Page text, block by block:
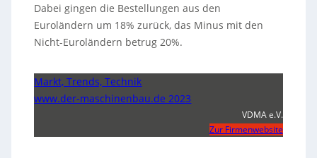
Dabei gingen die Bestellungen aus den
Euroländern um 18% zurück, das Minus mit den
Nicht-Euroländern betrug 20%.
Markt, Trends, Technik
www.der-maschinenbau.de 2023
VDMA e.V.
Zur Firmenwebsite